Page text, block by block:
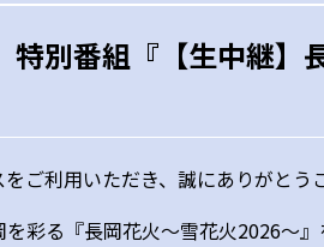
特別番組『【生中継
ご利用いただき、誠にありがとう
彩る『長岡花火～雪花火2026～